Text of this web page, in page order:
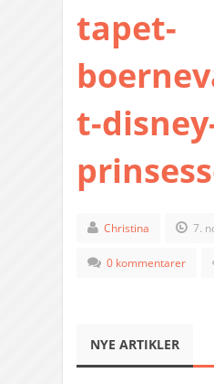
tapet-
t-
Christina 7.
0 kommentarer
NYE ARTIKLER